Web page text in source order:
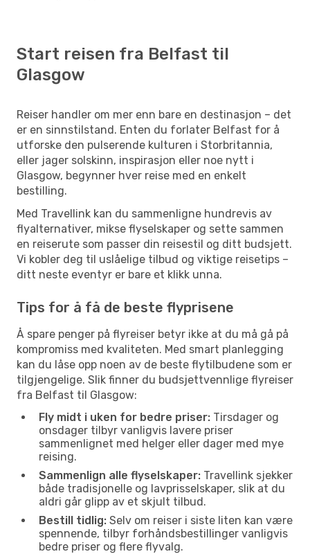
Start reisen fra Belfast til
Glasgow
Reiser handler om mer enn bare en destinasjon – det
er en sinnstilstand. Enten du forlater Belfast for å
utforske den pulserende kulturen i Storbritannia,
eller jager solskinn, inspirasjon eller noe nytt i
Glasgow, begynner hver reise med en enkelt
bestilling.
Med Travellink kan du sammenligne hundrevis av
flyalternativer, mikse flyselskaper og sette sammen
en reiserute som passer din reisestil og ditt budsjett.
Vi kobler deg til uslåelige tilbud og viktige reisetips –
ditt neste eventyr er bare et klikk unna.
Tips for å få de beste flyprisene
Å spare penger på flyreiser betyr ikke at du må gå på
kompromiss med kvaliteten. Med smart planlegging
kan du låse opp noen av de beste flytilbudene som er
tilgjengelige. Slik finner du budsjettvennlige flyreiser
fra Belfast til Glasgow:
Fly midt i uken for bedre priser: Tirsdager og
onsdager tilbyr vanligvis lavere priser
sammenlignet med helger eller dager med mye
reising.
Sammenlign alle flyselskaper: Travellink sjekker
både tradisjonelle og lavprisselskaper, slik at du
aldri går glipp av et skjult tilbud.
Bestill tidlig: Selv om reiser i siste liten kan være
spennende, tilbyr forhåndsbestillinger vanligvis
bedre priser og flere flyvalg.